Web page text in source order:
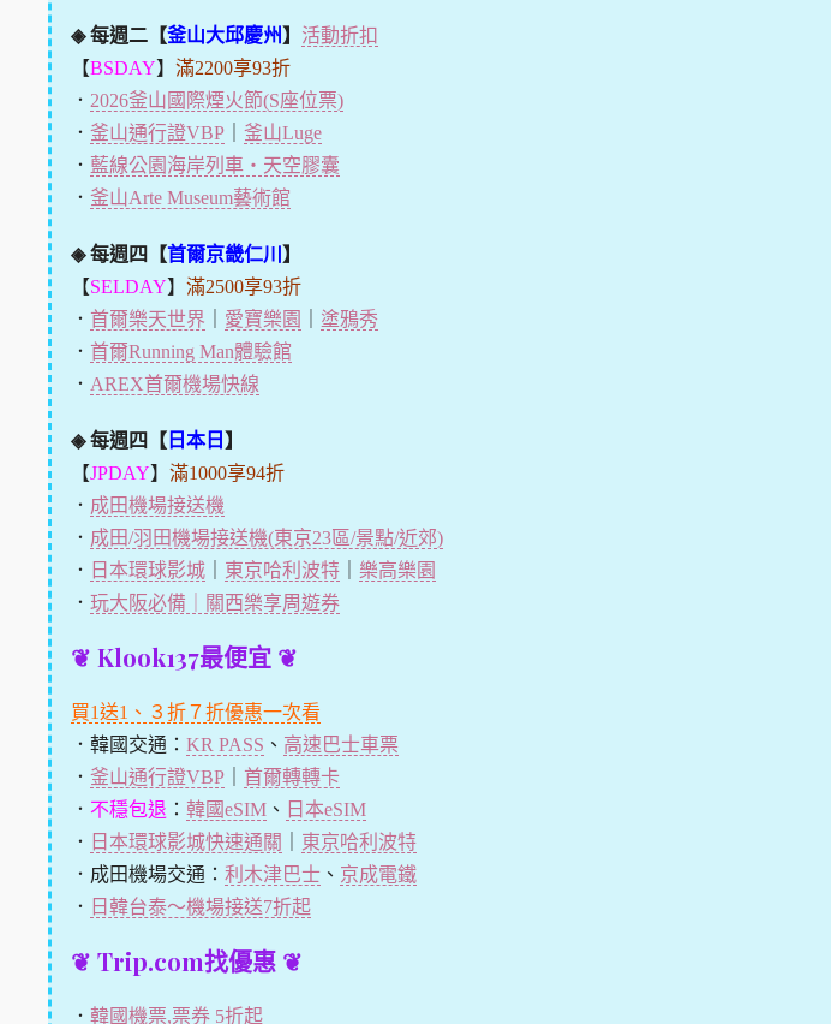
◈ 每週二【釜山大邱慶州】 活動折扣
【BSDAY】 滿2200享93折
． 2026釜山國際煙火節(S座位票)
． 釜山通行證VBP｜ 釜山Luge
． 藍線公園海岸列車・天空膠囊
． 釜山Arte Museum藝術館
◈ 每週四【首爾京畿仁川 】
【SELDAY】 滿2500享93折
． 首爾樂天世界 愛寶樂園
塗鴉秀
． 首爾Running Man體驗館
． AREX首爾機場快線
◈ 每週四【 日本日 】
【JPDAY】 滿1000享94折
． 成田機場接送機
． 成田/羽田機場接送機(東京23區/景點/近郊)
． 日本環球影城｜ 東京哈利波特｜ 樂高樂園
． 玩大阪必備｜關西樂享周遊券
❦ Klook137最便宜 ❦
買1送1、３折７折優惠一次看
．韓國交通： KR PASS 、 高速巴士車票
． 釜山通行證VBP｜ 首爾轉轉卡
． 不穩包退 ： 韓國eSIM、 日本eSIM
． 日本環球影城快速通關
東京哈利波特
．成田機場交通： 利木津巴士、 京成電鐵
． 日韓台泰～機場接送7折起
❦ Trip.com找優惠 ❦
． 韓國機票,票券 5折起